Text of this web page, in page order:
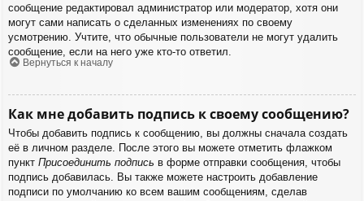
сообщение редактировал администратор или модератор, хотя они
могут сами написать о сделанных изменениях по своему
усмотрению. Учтите, что обычные пользователи не могут удалить
сообщение, если на него уже кто-то ответил.
Вернуться к началу
Как мне добавить подпись к своему сообщению?
Чтобы добавить подпись к сообщению, вы должны сначала создать
её в личном разделе. После этого вы можете отметить флажком
пункт Присоединить подпись в форме отправки сообщения, чтобы
подпись добавилась. Вы также можете настроить добавление
подписи по умолчанию ко всем вашим сообщениям, сделав